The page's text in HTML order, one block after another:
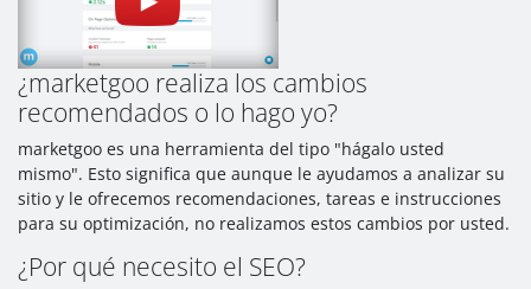
¿marketgoo realiza los cambios
recomendados o lo hago yo?
marketgoo es una herramienta del tipo "hágalo usted
mismo". Esto significa que aunque le ayudamos a analizar su
sitio y le ofrecemos recomendaciones, tareas e instrucciones
para su optimización, no realizamos estos cambios por usted.
¿Por qué necesito el SEO?